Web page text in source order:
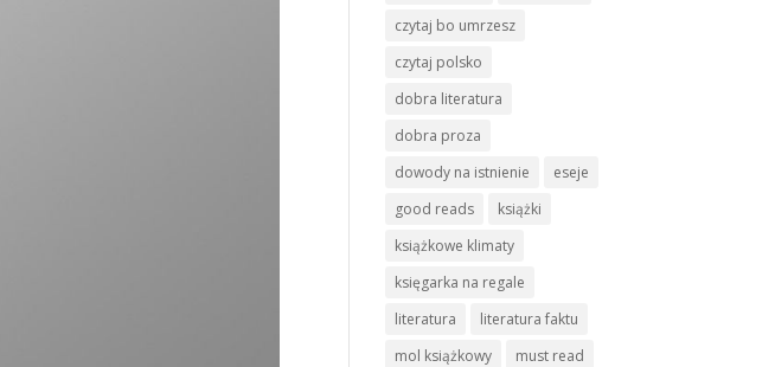
czytaj bo umrzesz
czytaj polsko
dobra literatura
dobra proza
dowody na istnienie
eseje
good reads
książki
książkowe klimaty
księgarka na regale
literatura
literatura faktu
mol książkowy
must read